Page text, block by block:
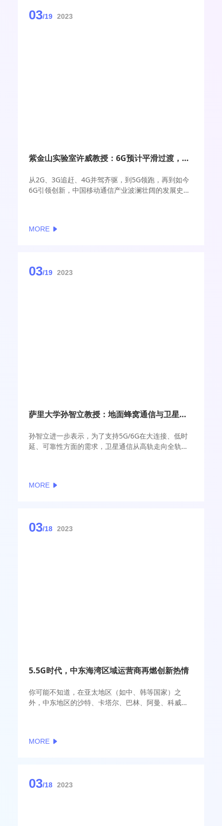
03/19 2023
紫金山实验室许威教授：6G预计平滑过渡，赋能行业前景看好
从2G、3G追赶、4G并驾齐驱，到5G领跑，再到如今
6G引领创新，中国移动通信产业波澜壮阔的发展史，
MORE
03/19 2023
萨里大学孙智立教授：地面蜂窝通信与卫星通信的演进路径将完美融合
孙智立进一步表示，为了支持5G/6G在大连接、低时
延、可靠性方面的需求，卫星通信从高轨走向全轨
MORE
03/18 2023
5.5G时代，中东海湾区域运营商再燃创新热情
你可能不知道，在亚太地区（如中、韩等国家）之
外，中东地区的沙特、卡塔尔、巴林、阿曼、科威特
中东地区5G用户数已超1600万，5G用户数占总人口
气、港口、医疗、金融、电力等行业开展合作和商
MORE
03/18 2023